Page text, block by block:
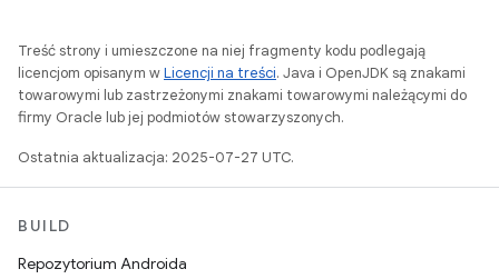
Treść strony i umieszczone na niej fragmenty kodu podlegają
licencjom opisanym wLicencji na treści. Java i OpenJDK są znakami
towarowymi lub zastrzeżonymi znakami towarowymi należącymi do
firmy Oracle lub jej podmiotów stowarzyszonych.
Ostatnia aktualizacja: 2025-07-27 UTC.
BUILD
Repozytorium Androida